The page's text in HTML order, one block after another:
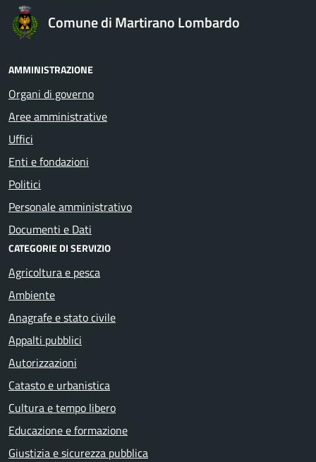
Comune di Martirano Lombardo
AMMINISTRAZIONE
Organi di governo
Aree amministrative
Uffici
Enti e fondazioni
Politici
Personale amministrativo
Documenti e Dati
CATEGORIE DI SERVIZIO
Agricoltura e pesca
Ambiente
Anagrafe e stato civile
Appalti pubblici
Autorizzazioni
Catasto e urbanistica
Cultura e tempo libero
Educazione e formazione
Giustizia e sicurezza pubblica